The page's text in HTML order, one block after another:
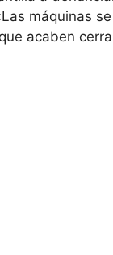
máquinas
acaben